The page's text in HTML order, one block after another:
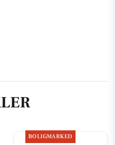
BOLIGMARKED